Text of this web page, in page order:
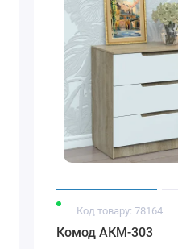
Код товару: 78164
Комод АКМ-303